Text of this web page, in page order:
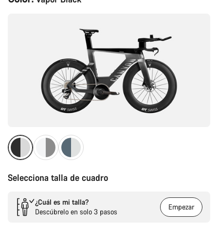
del
Selecciona talla de cuadro
¿Cuál es mi talla?
Descúbrelo en solo 3 pasos
Empezar